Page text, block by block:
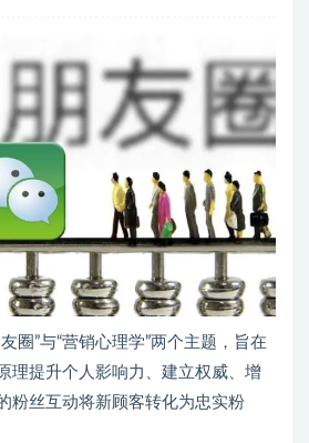
圈”与“营销心理学”两个主题，旨在
理提升个人影响力、建立权威、增
粉丝互动将新顾客转化为忠实粉